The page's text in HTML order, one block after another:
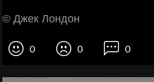
© Джек Лондон
0 0 0